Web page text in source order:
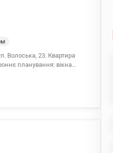
Волоська, 23. Квартира
планування: вікна